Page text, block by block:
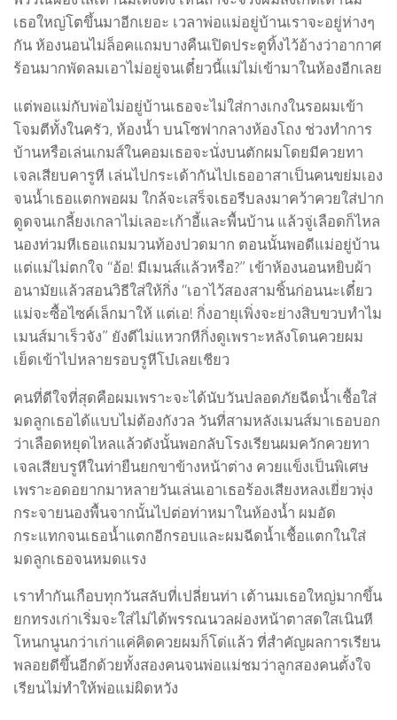
เธอใหญ่โตขึ้นมาอีกเยอะ เวลาพ่อแม่อยู่บ้านเราจะอยู่ห่างๆ
กัน ห้องนอนไม่ล็อคแถมบางคืนเปิดประตูทิ้งไว้อ้างว่าอากาศ
ร้อนมากพัดลมเอาไม่อยู่จนเดี๋ยวนี้แม่ไม่เข้ามาในห้องอีกเลย
แต่พอแม่กับพ่อไม่อยู่บ้านเธอจะไม่ใส่กางเกงในรอผมเข้า
โจมตีทั้งในครัว, ห้องน้ำ บนโซฟากลางห้องโถง ช่วงทำการ
บ้านหรือเล่นเกมส์ในคอมเธอจะนั่งบนตักผมโดยมีควยทา
เจลเสียบคารูหี เล่นไปกระเด้ากันไปเธออาสาเป็นคนขย่มเอง
จนน้ำเธอแตกพอผม ใกล้จะเสร็จเธอรีบลงมาคว้าควยใส่ปาก
ดูดจนเกลี้ยงเกลาไม่เลอะเก้าอี้และพื้นบ้าน แล้วจู่เลือดก็ไหล
นองท่วมหีเธอแถมมวนท้องปวดมาก ตอนนั้นพอดีแม่อยู่บ้าน
แต่แม่ไม่ตกใจ “อ้อ! มีเมนส์แล้วหรือ?” เข้าห้องนอนหยิบผ้า
อนามัยแล้วสอนวิธีใส่ให้กิ่ง “เอาไว้สองสามชิ้นก่อนนะเดี๋ยว
แม่จะซื้อไซค์เล็กมาให้ แต่เอ! กิ่งอายุเพิ่งจะย่างสิบขวบทำไม
เมนส์มาเร็วจัง” ยังดีไม่แหวกหีกิ่งดูเพราะหลังโดนควยผม
เย็ดเข้าไปหลายรอบรูหีโบ๋เลยเชียว
คนที่ดีใจที่สุดคือผมเพราะจะได้นับวันปลอดภัยฉีดน้ำเชื้อใส่
มดลูกเธอได้แบบไม่ต้องกังวล วันที่สามหลังเมนส์มาเธอบอก
ว่าเลือดหยุดไหลแล้วดังนั้นพอกลับโรงเรียนผมควักควยทา
เจลเสียบรูหีในท่ายืนยกขาข้างหน้าต่าง ควยแข็งเป็นพิเศษ
เพราะอดอยากมาหลายวันเล่นเอาเธอร้องเสียงหลงเยี่ยวพุ่ง
กระจายนองพื้นจากนั้นไปต่อท่าหมาในห้องน้ำ ผมอัด
กระแทกจนเธอน้ำแตกอีกรอบและผมฉีดน้ำเชื้อแตกในใส่
มดลูกเธอจนหมดแรง
เราทำกันเกือบทุกวันสลับที่เปลี่ยนท่า เต้านมเธอใหญ่มากขึ้น
ยกทรงเก่าเริ่มจะใส่ไม่ได้พรรณนวลผ่องหน้าตาสดใสเนินหี
โหนกนูนกว่าเก่าแค่คิดควยผมก็โด่แล้ว ที่สำคัญผลการเรียน
พลอยดีขึ้นอีกด้วยทั้งสองคนจนพ่อแม่ชมว่าลูกสองคนตั้งใจ
เรียนไม่ทำให้พ่อแม่ผิดหวัง